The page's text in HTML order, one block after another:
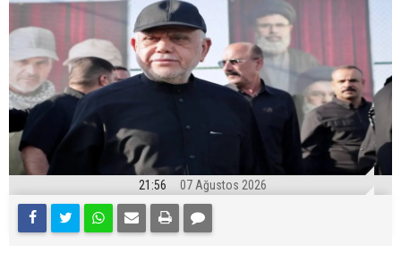
21:56 07 Ağustos 2026